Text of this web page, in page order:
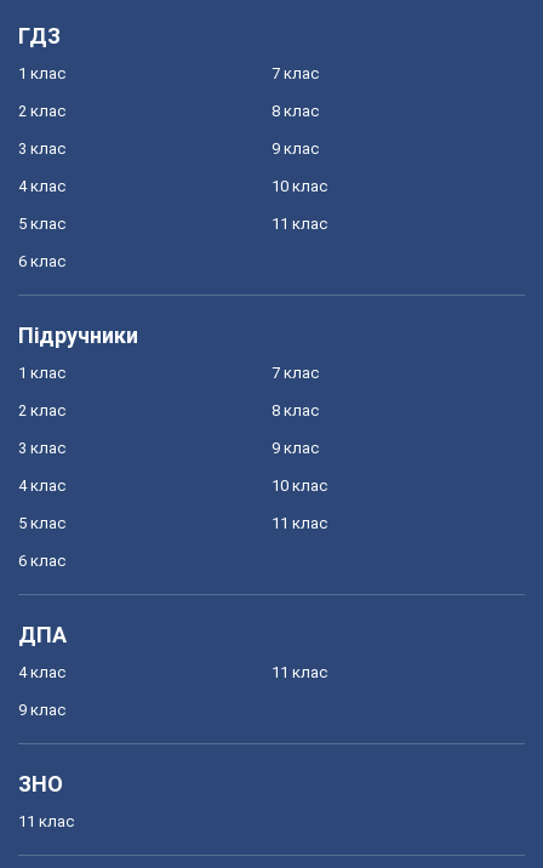
ГДЗ
1 клас
2 клас
3 клас
4 клас
5 клас
6 клас
7 клас
8 клас
9 клас
10 клас
11 клас
Підручники
1 клас
2 клас
3 клас
4 клас
5 клас
6 клас
7 клас
8 клас
9 клас
10 клас
11 клас
ДПА
4 клас
9 клас
11 клас
ЗНО
11 клас